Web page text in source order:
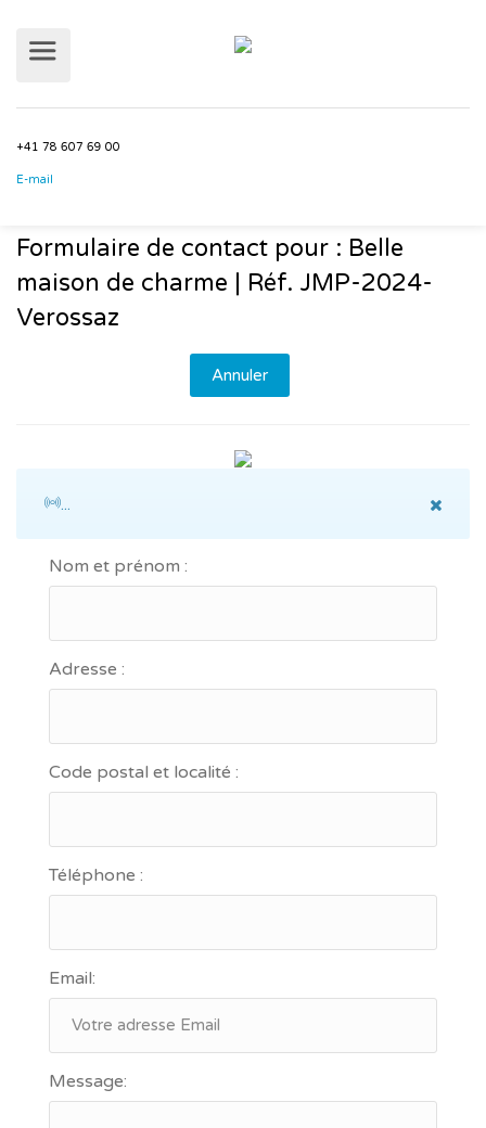
E-mail
Formulaire de contact pour : Belle
maison de charme | Réf. JMP-2024-
Verossaz
Annuler
...
Nom et prénom :
Adresse :
Code postal et localité :
Téléphone :
Email:
Message: